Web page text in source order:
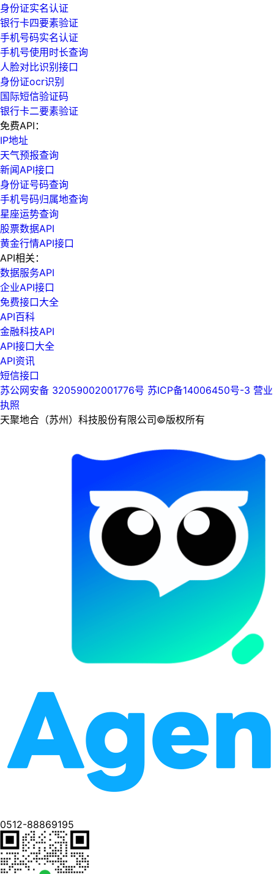
身份证实名认证
银行卡四要素验证
手机号码实名认证
手机号使用时长查询
人脸对比识别接口
身份证ocr识别
国际短信验证码
银行卡二要素验证
免费API：
IP地址
天气预报查询
新闻API接口
身份证号码查询
手机号码归属地查询
星座运势查询
股票数据API
黄金行情API接口
API相关：
数据服务API
企业API接口
免费接口大全
API百科
金融科技API
API接口大全
API资讯
短信接口
苏公网安备 32059002001776号 苏ICP备14006450号-3 营业
执照
天聚地合（苏州）科技股份有限公司©版权所有
0512-88869195